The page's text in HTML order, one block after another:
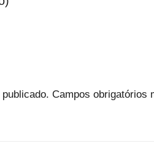
Campos obrigatórios